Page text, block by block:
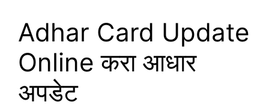
Adhar Card Update
Online करा आधार
अपडेट